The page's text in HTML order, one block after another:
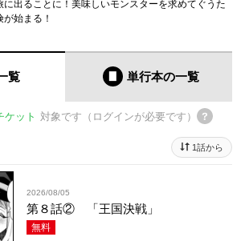
出ることに！美味しいモンスターを求めてぐうた
始まる！
覧 単行本の一覧
ケット 対象です（ログインが必要です）
1話から
2026/08/05
第８話② 「王国決戦」
無料